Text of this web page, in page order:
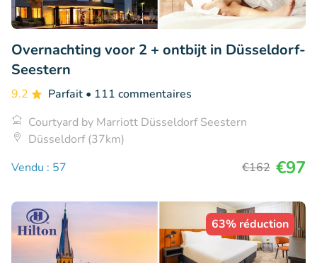
Overnachting voor 2 + ontbijt in Düsseldorf-
Seestern
9.2 Parfait • 111 commentaires
Courtyard by Marriott Düsseldorf Seestern
Düsseldorf (37km)
Vendu : 57
€162 €97
63% réduction